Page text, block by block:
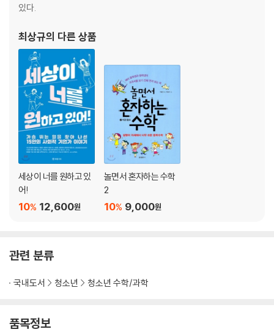
수학과 친해지기 1 삼각형은 안전해!
수학과 친해지기 2 삼각형 팽이는 돌 수 있을까?
수학과 친해지기 3 삼각형을 모르면 기하학을 논하지 말라
이런 문제 헷갈려요!
사각형의 고정관념을 깨라! (중학교 2학년-사각형)
수학과 친해지기 1 옛날에는 삼각형 모양의 토지 넓이를 어떻게 구했을까?
수학과 친해지기 2 성냥개비로 하는 기하 공부
수학과 친해지기 3 사각형 안에 삼각형 있다?
이런 문제 헷갈려요!
신비로운 도형 ‘원’ (중학교 3학년-원)
수학과 친해지기 1 원주율을 계산한 아르키메데스
수학아, 놀자! 원의 신비
수학과 친해지기 2 생활 속의 닮음비 이야기
있다.
최상규의 다른 상품
세상이 너를 원하고 있
어!
12,600원
10%
놀면서 혼자하는 수학
2
9,000원
10%
관련 분류
국내도서 청소년 청소년 수학/과학
품목정보